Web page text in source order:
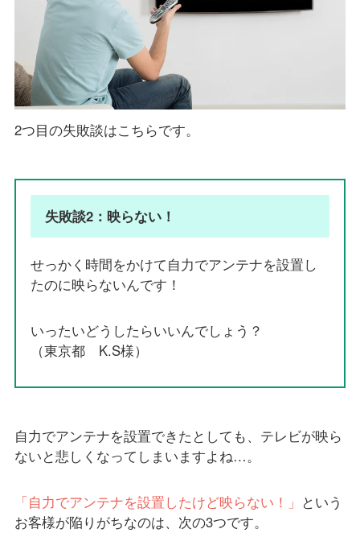
2つ目の失敗談はこちらです。
失敗談2：映らない！
せっかく時間をかけて自力でアンテナを設置し
たのに映らないんです！
いったいどうしたらいいんでしょう？
（東京都 K.S様）
自力でアンテナを設置できたとしても、テレビが映ら
ないと悲しくなってしまいますよね…。
「自力でアンテナを設置したけど映らない！」 という
お客様が陥りがちなのは、次の3つです。